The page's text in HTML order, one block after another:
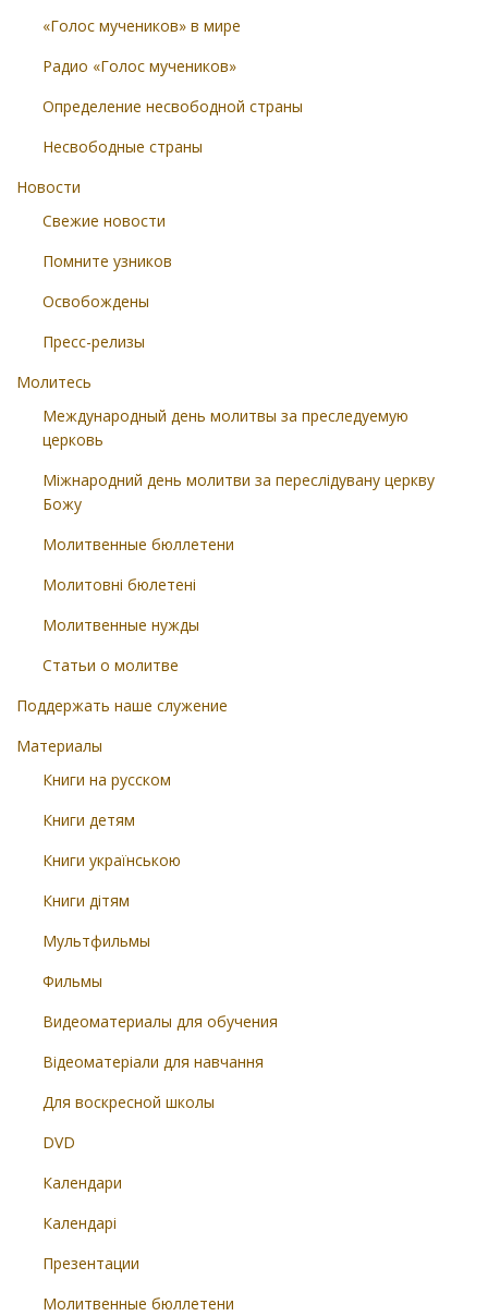
«Голос мучеников» в мире
Радио «Голос мучеников»
Определение несвободной страны
Несвободные страны
Новости
Свежие новости
Помните узников
Освобождены
Пресс-релизы
Молитесь
Международный день молитвы за преследуемую
церковь
Міжнародний день молитви за переслідувану церкву
Божу
Молитвенные бюллетени
Молитовні бюлетені
Молитвенные нужды
Статьи о молитве
Поддержать наше служение
Материалы
Книги на русском
Книги детям
Книги українською
Книги дітям
Мультфильмы
Фильмы
Видеоматериалы для обучения
Відеоматеріали для навчання
Для воскресной школы
DVD
Календари
Календарі
Презентации
Молитвенные бюллетени